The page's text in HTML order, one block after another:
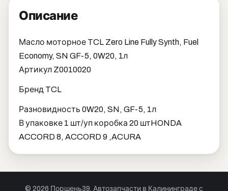
Описание
Масло моторное TCL Zero Line Fully Synth, Fuel
Economy, SN GF-5, 0W20, 1л
Артикул Z0010020
Бренд TCL
Разновидность 0W20, SN, GF-5, 1л
В упаковке 1 шт/уп коробка 20 штHONDA
ACCORD 8, ACCORD 9 ,ACURA
© 2026 Поршень39. Автозапчасти в Калининграде с